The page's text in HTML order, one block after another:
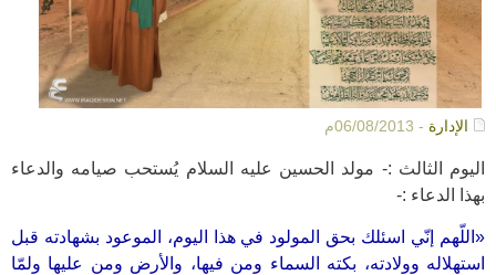
الإدارة - 06/08/2013م
اليوم الثالث :- مولد الحسين عليه السلام يُستحب صيامه والدعاء
بهذا الدعاء :-
«اللّهم إنّي اسئلك بحق المولود في هذا اليوم، الموعود بشهادته قبل
استهلاله وولادته، بكته السماء ومن فيها، والأرض ومن عليها ولمّا